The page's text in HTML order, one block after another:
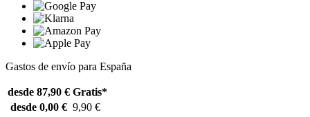
Gastos de envío para España
desde 87,90 € Gratis*
desde 0,00 € 9,90 €